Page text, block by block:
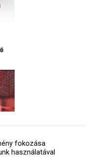
fokozása
használatával